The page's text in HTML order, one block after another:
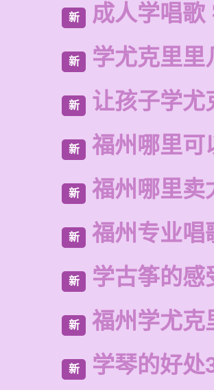
新 成人学唱歌
新 学尤克里里
新 让孩子学尤
新 福州哪里可
新 福州哪里卖
新 福州专业唱
新 学古筝的感
新 福州学尤克
新 学琴的好处